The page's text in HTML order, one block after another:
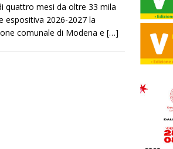
quattro mesi da oltre 33 mila
espositiva 2026-2027 la
comunale di Modena e […]